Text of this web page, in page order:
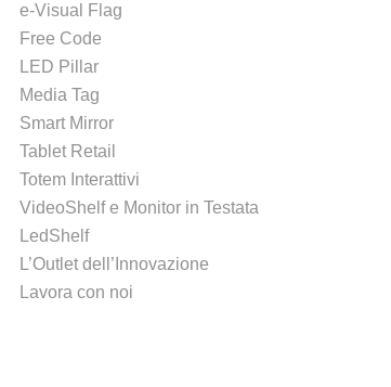
e-Visual Flag
Free Code
LED Pillar
Media Tag
Smart Mirror
Tablet Retail
Totem Interattivi
VideoShelf e Monitor in Testata
LedShelf
L’Outlet dell’Innovazione
Lavora con noi